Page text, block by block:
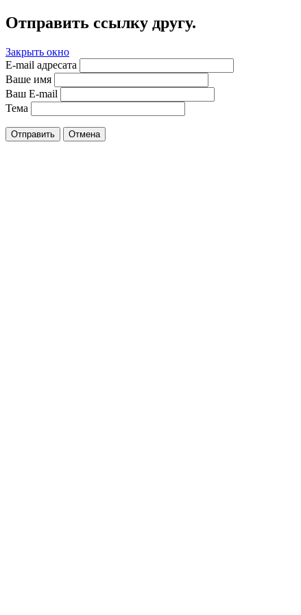
Отправить ссылку другу.
Закрыть окно
E-mail адресата
Ваше имя
Ваш E-mail
Тема
Отправить Отмена